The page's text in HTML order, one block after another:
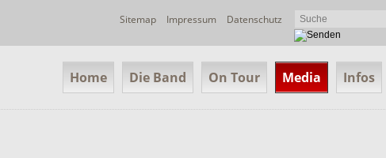
Navigation
Sitemap Impressum Datenschutz
überspringen
Home Die Band On Tour Media Infos